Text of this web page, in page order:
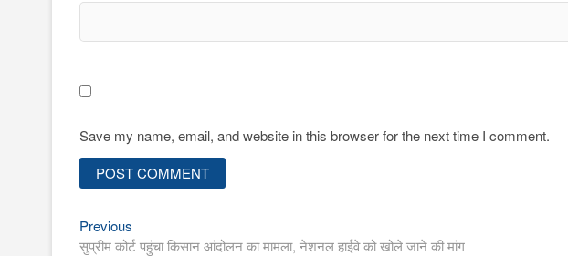
Save my name, email, and website in this browser for the next time I comment.
Post
Previous
post:
सुप्रीम कोर्ट पहुंचा किसान आंदोलन का मामला, नेशनल हाईवे को खोले जाने की मांग